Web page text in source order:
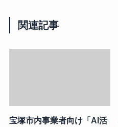
関連記事
宝塚市内事業者向け「AI活